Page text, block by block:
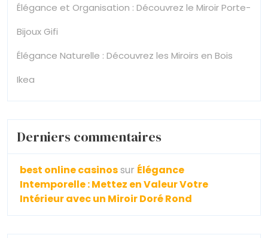
Élégance et Organisation : Découvrez le Miroir Porte-
Bijoux Gifi
Élégance Naturelle : Découvrez les Miroirs en Bois
Ikea
Derniers commentaires
best online casinossur Élégance
Intemporelle : Mettez en Valeur Votre
Intérieur avec un Miroir Doré Rond